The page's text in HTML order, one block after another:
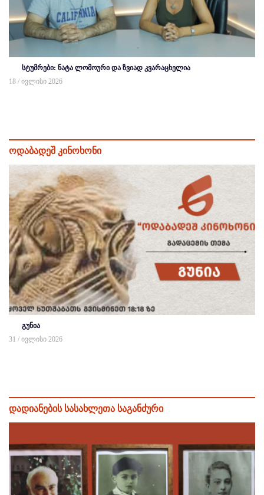
სტუმრები: ნატა ლომოური და ზვიად კვარაცხელია
18 / ივლისი 2026
ოდაბადეშ კინოხონი
გუნია
31 / ივლისი 2026
დადიანების სასახლეთა საგანძური